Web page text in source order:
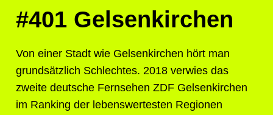
#401 Gelsenkirchen
Von einer Stadt wie Gelsenkirchen hört man
grundsätzlich Schlechtes. 2018 verwies das
zweite deutsche Fernsehen ZDF Gelsenkirchen
im Ranking der lebenswertesten Regionen